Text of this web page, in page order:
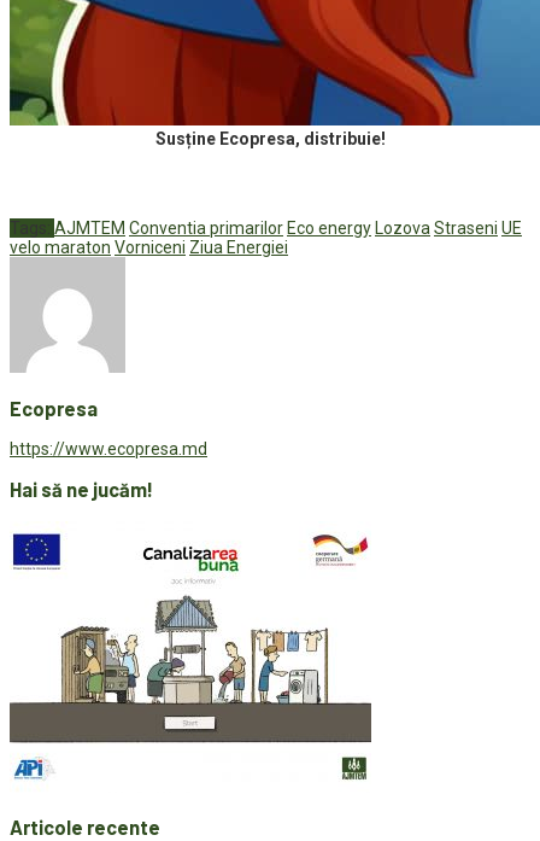
Susține Ecopresa, distribuie!
Tags: AJMTEM Conventia primarilor Eco energy LozovaStraseni UE
velo maraton Vorniceni Ziua Energiei
Ecopresa
https://www.ecopresa.md
Hai să ne jucăm!
Articole recente